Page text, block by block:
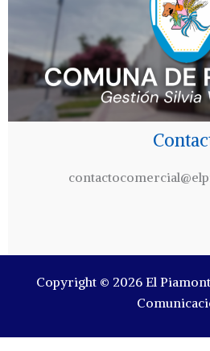
Copyright © 2026 El